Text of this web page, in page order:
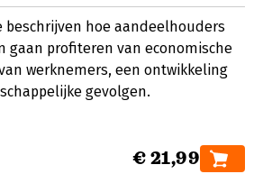
beschrijven hoe aandeelhouders
gaan profiteren van economische
werknemers, een ontwikkeling
gevolgen.
€ 21,99